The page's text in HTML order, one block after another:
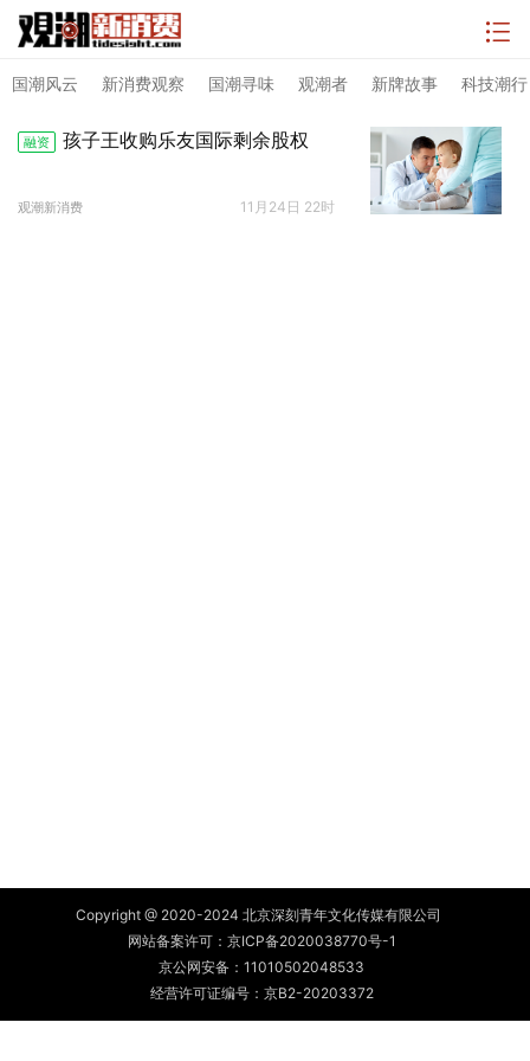
国潮风云 新消费观察 国潮寻味 观潮者 新牌故事 科技潮行
融资 孩子王收购乐友国际剩余股权
观潮新消费 11月24日 22时
Copyright @ 2020-2024 北京深刻青年文化传媒有限公司
网站备案许可： 京ICP备2020038770号-1
京公网安备： 11010502048533
经营许可证编号：京B2-20203372